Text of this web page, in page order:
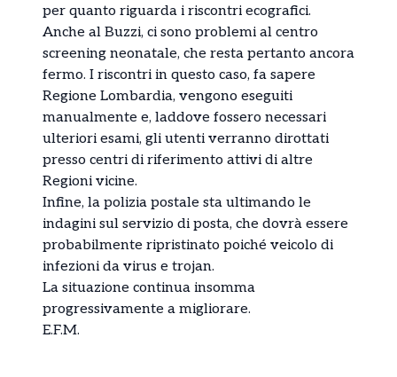
per quanto riguarda i riscontri ecografici.
Anche al Buzzi, ci sono problemi al centro
screening neonatale, che resta pertanto ancora
fermo. I riscontri in questo caso, fa sapere
Regione Lombardia, vengono eseguiti
manualmente e, laddove fossero necessari
ulteriori esami, gli utenti verranno dirottati
presso centri di riferimento attivi di altre
Regioni vicine.
Infine, la polizia postale sta ultimando le
indagini sul servizio di posta, che dovrà essere
probabilmente ripristinato poiché veicolo di
infezioni da virus e trojan.
La situazione continua insomma
progressivamente a migliorare.
E.F.M.